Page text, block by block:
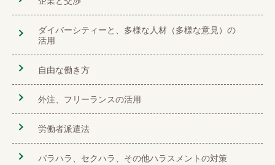
ダイバーシティーと、多様な人材（多様な意見）の
活用
自由な働き方
外注、フリーランスの活用
労働者派遣法
パラハラ、セクハラ、その他ハラスメントの対策